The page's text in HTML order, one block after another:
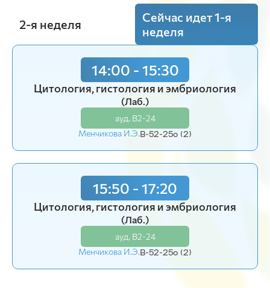
2-я неделя
Сейчас идет 1-я
неделя
14:00 - 15:30
Цитология, гистология и эмбриология
(Лаб.)
ауд. В2-24
Менчикова И.Э.В-52-25o (2)
15:50 - 17:20
Цитология, гистология и эмбриология
(Лаб.)
ауд. В2-24
Менчикова И.Э.В-52-25o (2)